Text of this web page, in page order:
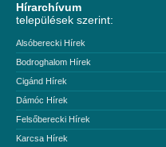
Hírarchívum
települések szerint:
Alsóberecki Hírek
Bodroghalom Hírek
Cigánd Hírek
Dámóc Hírek
Felsőberecki Hírek
Karcsa Hírek